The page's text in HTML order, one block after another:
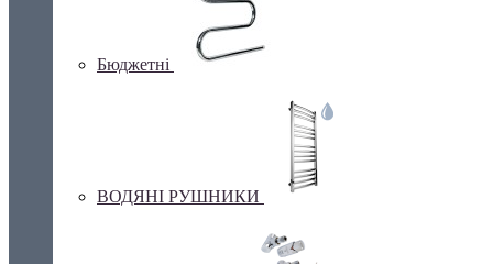
Бюджетні
ВОДЯНІ РУШНИКИ